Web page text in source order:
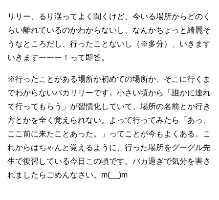
リリー、るり渓ってよく聞くけど、今いる場所からどのく
らい離れているのかわからないし、なんかちょっと綺麗そ
うなところだし、行ったことないし（※多分）、いきます
いきますーーー！って即答。
※行ったことがある場所か初めての場所か、そこに行くま
でわからないバカリリーです。小さい頃から「誰かに連れ
て行ってもらう」が習慣化していて、場所の名前とか行き
方とかを全く覚えられない。よって行ってみたら「あっ、
ここ前に来たことあった。」ってことが今もよくある。こ
れからはちゃんと覚えるように、行った場所をグーグル先
生で復習している今日この頃です。バカ過ぎで気分を害さ
れましたらごめんなさい。m(__)m